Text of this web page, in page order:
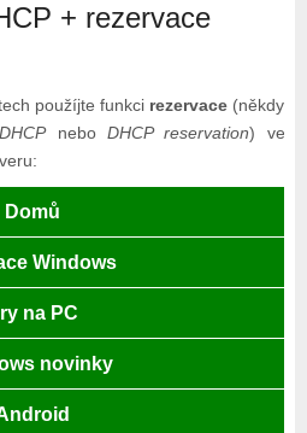
+ rezervace
použí­jte funkci rezervace (někdy
nebo DHCP reservation) ve
Domů
Windows
na PC
novinky